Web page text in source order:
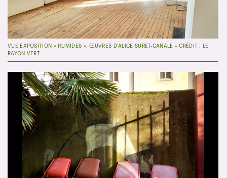
VUE EXPOSITION « HUMIDES », ŒUVRES D’ALICE SURET-CANALE – CRÉDIT : LE
RAYON VERT